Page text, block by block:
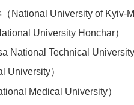
National University of Kyiv-
University Honchar）
National Technical University
University）
Medical University）